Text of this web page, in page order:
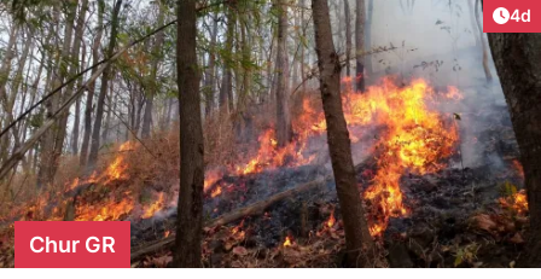
4d
Chur GR